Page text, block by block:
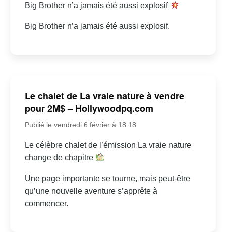
Big Brother n’a jamais été aussi explosif
Big Brother n’a jamais été aussi explosif.
Le chalet de La vraie nature à vendre
pour 2M$ – Hollywoodpq.com
Publié le vendredi 6 février à 18:18
Le célèbre chalet de l’émission La vraie nature
change de chapitre
Une page importante se tourne, mais peut-être
qu’une nouvelle aventure s’apprête à
commencer.